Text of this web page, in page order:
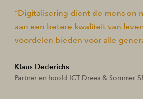
Digitalisering dient de mens en
aan een betere kwaliteit van
voordelen bieden voor alle
Klaus Dederichs
Partner en hoofd ICT Drees & Sommer